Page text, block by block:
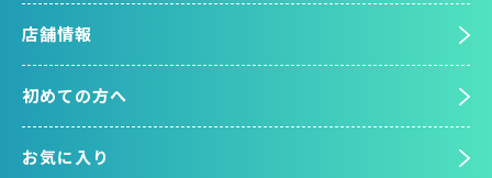
店舗情報
初めての方へ
お気に入り